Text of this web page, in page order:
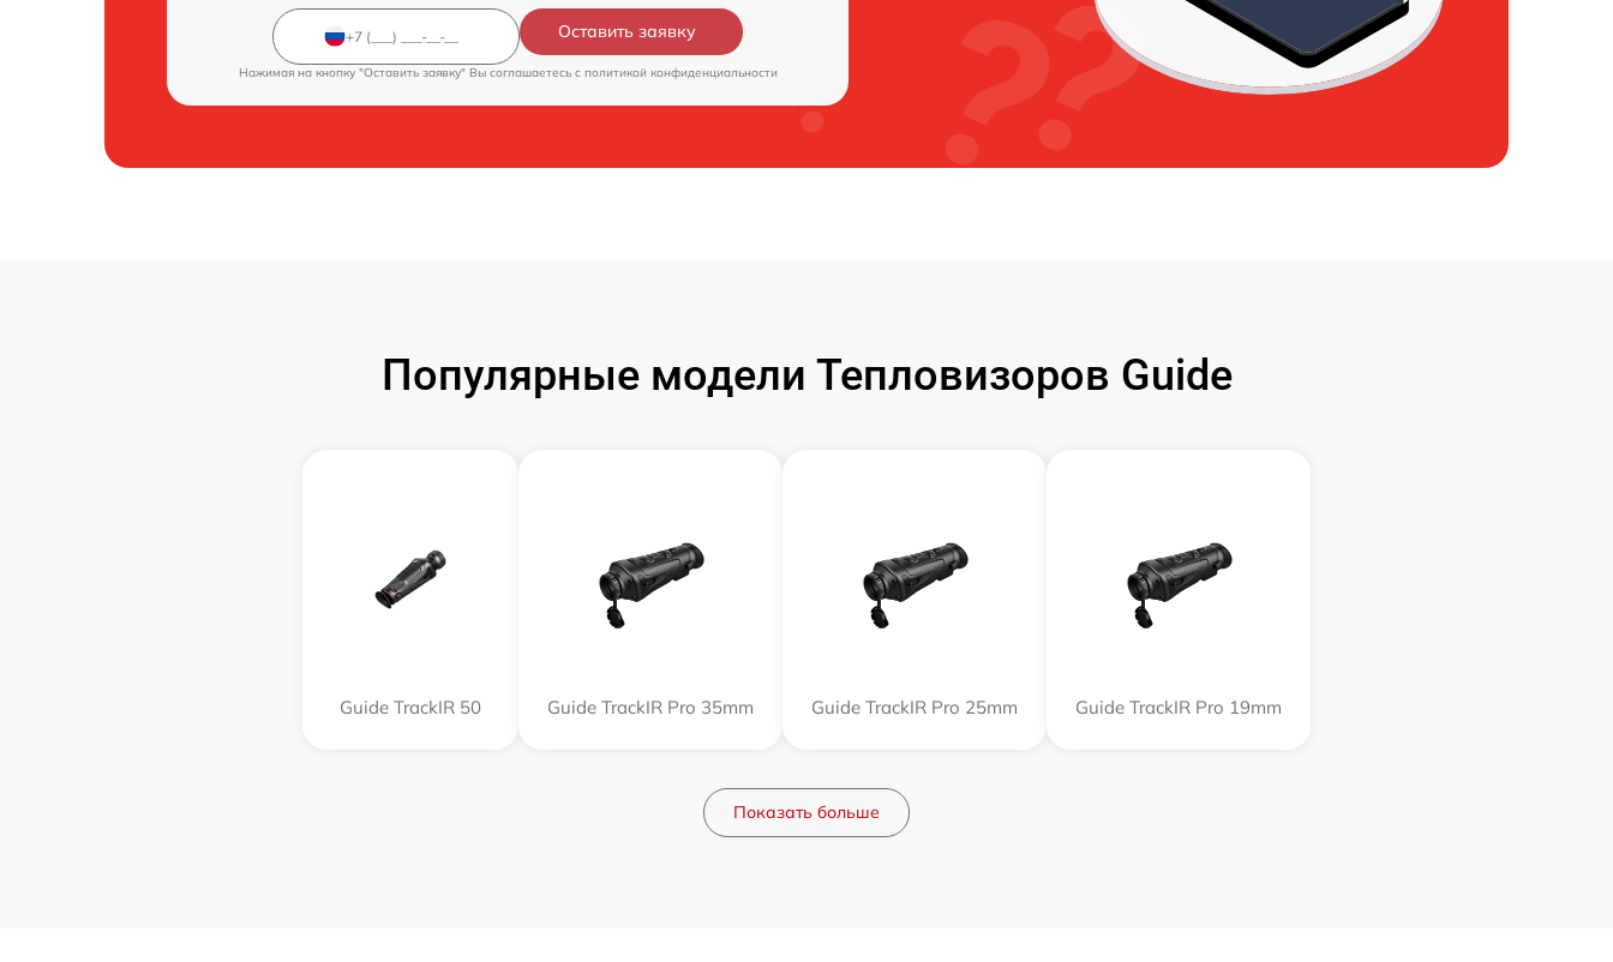
Оставить заявку
Нажимая на кнопку "Оставить заявку" Вы соглашаетесь c политикой конфиденциальности
Популярные модели Тепловизоров Guide
Guide TrackIR 50 Guide TrackIR Pro 35mm Guide TrackIR Pro 25mm Guide TrackIR Pro 19mm
Показать больше